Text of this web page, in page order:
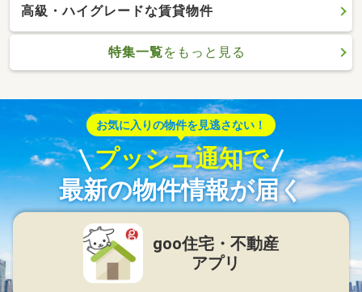
高級・ハイグレードな賃貸物件
特集一覧をもっと見る
お気に入りの物件を見逃さない！
プッシュ通知で
最新の物件情報が届く
goo住宅・不動産
アプリ